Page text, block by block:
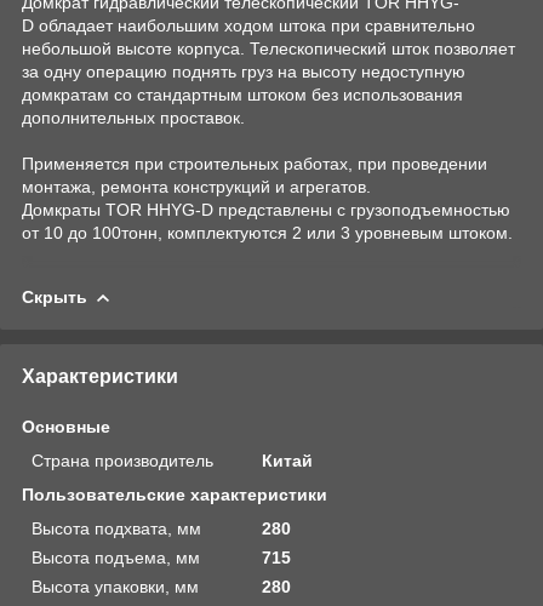
D обладает наибольшим ходом штока при сравнительно
небольшой высоте корпуса. Телескопический шток позволяет
за одну операцию поднять груз на высоту недоступную
домкратам со стандартным штоком без использования
дополнительных проставок.
Применяется при строительных работах, при проведении
монтажа, ремонта конструкций и агрегатов.
Домкраты TOR HHYG-D представлены с грузоподъемностью
от 10 до 100тонн, комплектуются 2 или 3 уровневым штоком.
Скрыть
Характеристики
Основные
Страна производитель
Китай
Пользовательские характеристики
Высота подхвата, мм
280
Высота подъема, мм
715
Высота упаковки, мм
280